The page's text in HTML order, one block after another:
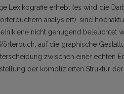
Lexikografie erhebt (es wird die
analysiert), sind
nicht genügend beleuchtet
auf die graphische
zwischen einer echten
der komplizierten Struktur